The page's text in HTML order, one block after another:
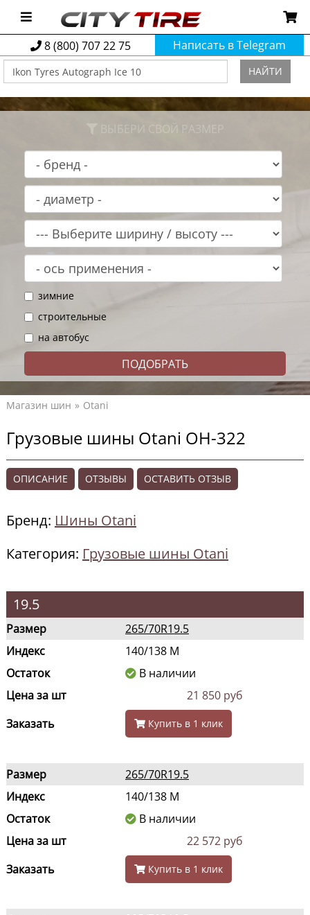
8 (800) 707 22 75 Написать в Telegram
НАЙТИ
ВЫБЕРИ СВОЙ РАЗМЕР
зимние
строительные
на автобус
Магазин шин Otani
Грузовые шины Otani OH-322
ОПИСАНИЕ ОТЗЫВЫ ОСТАВИТЬ ОТЗЫВ
Бренд: Шины Otani
Категория: Грузовые шины Otani
19.5
Размер
265/70R19.5
Индекс
140/138 M
Остаток
В наличии
Цена за шт
21 850 руб
Заказать
Купить в 1 клик
Размер
265/70R19.5
Индекс
140/138 M
Остаток
В наличии
Цена за шт
22 572 руб
Заказать
Купить в 1 клик